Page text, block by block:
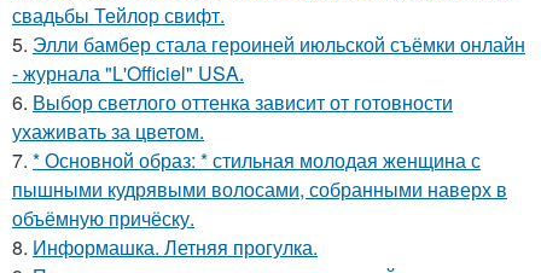
свадьбы Тейлор свифт.
5. Элли бамбер стала героиней июльской съёмки онлайн
- журнала "L'Officiel" USA.
6. Выбор светлого оттенка зависит от готовности
ухаживать за цветом.
7. * Основной образ: * стильная молодая женщина с
пышными кудрявыми волосами, собранными наверх в
объёмную причёску.
8. Информашка. Летняя прогулка.